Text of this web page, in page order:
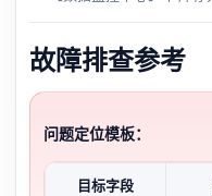
故障排查参考
问题定位模板：
目标字段